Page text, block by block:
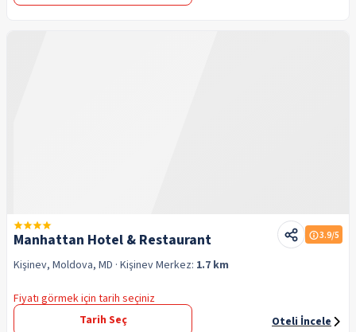
Manhattan Hotel & Restaurant 3.9/5
Kişinev, Moldova, MD · KişinevMerkez: 1.7 km
Fiyatı görmek için tarih seçiniz
Tarih Seç
Oteli İncele